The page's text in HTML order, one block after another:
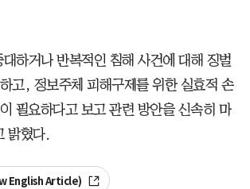
하거나 반복적인 침해 사건에 대해 징벌
고, 정보주체 피해구제를 위한 실효적 손
필요하다고 보고 관련 방안을 신속히 마
밝혔다.
English Article)